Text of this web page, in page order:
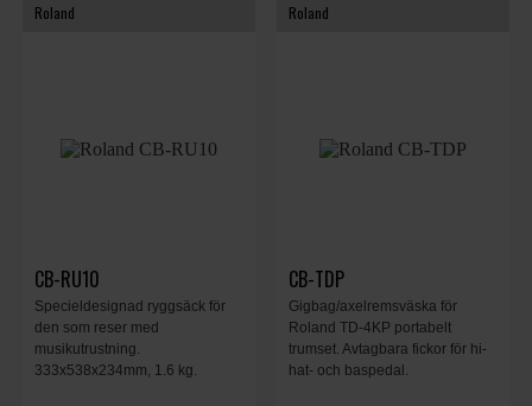
Roland
CB-RU10
Specieldesignad ryggsäck för
den som reser med
musikutrustning.
333x538x234mm, 1.6 kg.
Roland
CB-TDP
Gigbag/axelremsväska för
Roland TD-4KP portabelt
trumset. Avtagbara fickor för hi-
hat- och baspedal.